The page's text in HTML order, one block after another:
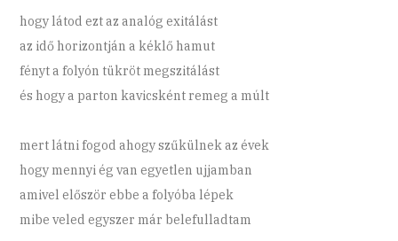
hogy látod ezt az analóg exitálást
az idő horizontján a kéklő hamut
fényt a folyón tükröt megszitálást
és hogy a parton kavicsként remeg a múlt
mert látni fogod ahogy szűkülnek az évek
hogy mennyi ég van egyetlen ujjamban
amivel először ebbe a folyóba lépek
mibe veled egyszer már belefulladtam